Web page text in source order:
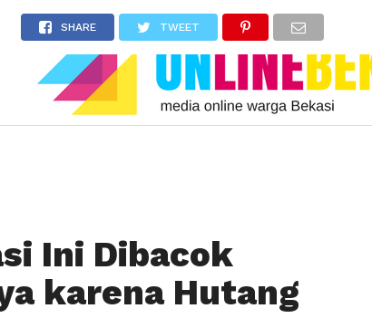
SHARE TWEET
Ini Dibacok
karena Hutang